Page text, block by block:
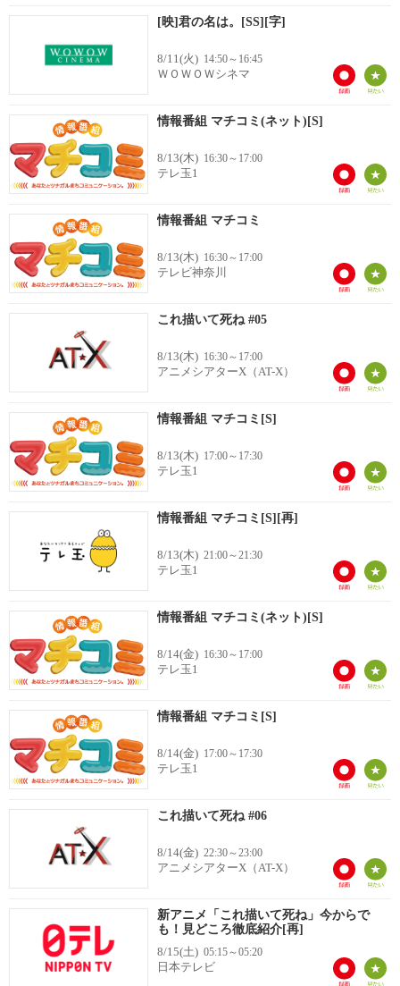
[映]君の名は。[SS][字]
8/11(火) 14:50～16:45
ＷＯＷＯＷシネマ
情報番組 マチコミ(ネット)[S]
8/13(木) 16:30～17:00
テレ玉1
情報番組 マチコミ
8/13(木) 16:30～17:00
テレビ神奈川
これ描いて死ね #05
8/13(木) 16:30～17:00
アニメシアターX（AT-X）
情報番組 マチコミ[S]
8/13(木) 17:00～17:30
テレ玉1
情報番組 マチコミ[S][再]
8/13(木) 21:00～21:30
テレ玉1
情報番組 マチコミ(ネット)[S]
8/14(金) 16:30～17:00
テレ玉1
情報番組 マチコミ[S]
8/14(金) 17:00～17:30
テレ玉1
これ描いて死ね #06
8/14(金) 22:30～23:00
アニメシアターX（AT-X）
新アニメ「これ描いて死ね」今からで
も！見どころ徹底紹介[再]
8/15(土) 05:15～05:20
日本テレビ